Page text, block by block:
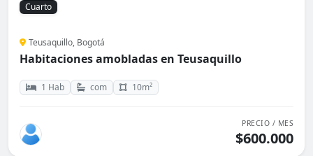
Cuarto
Teusaquillo, Bogotá
Habitaciones amobladas en Teusaquillo
1 Hab com 10m²
PRECIO / MES
$600.000